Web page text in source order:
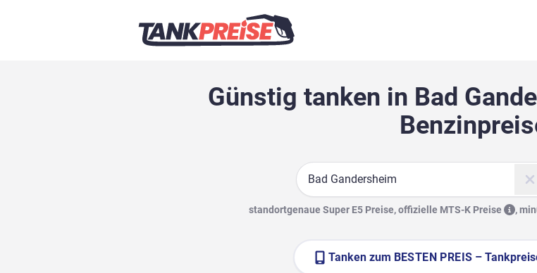
Günstig tanken in Bad
Suche
standortgenaue Super E5 Preise, offizielle MTS-K Preise ,
Tanken zum BESTEN PREIS –